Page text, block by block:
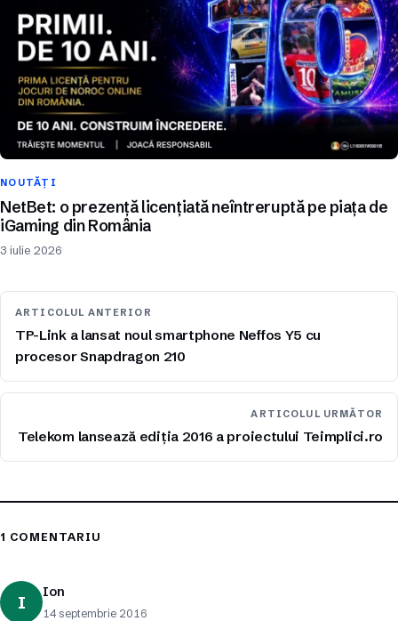
NOUTĂȚI
NetBet: o prezență licențiată neîntreruptă pe piața de
iGaming din România
3 iulie 2026
ARTICOLUL ANTERIOR
TP-Link a lansat noul smartphone Neffos Y5 cu
procesor Snapdragon 210
ARTICOLUL URMĂTOR
Telekom lansează ediţia 2016 a proiectului Teimplici.ro
1 COMENTARIU
I Ion
14 septembrie 2016